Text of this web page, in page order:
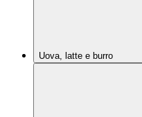
Uova, latte e burro